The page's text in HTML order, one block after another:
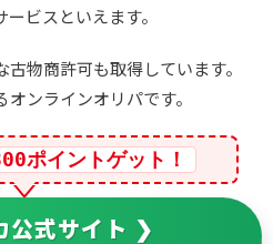
ビスといえます。
物商許可も取得しています。
ンラインオリパです。
ポイントゲット！
公式サイト ❯